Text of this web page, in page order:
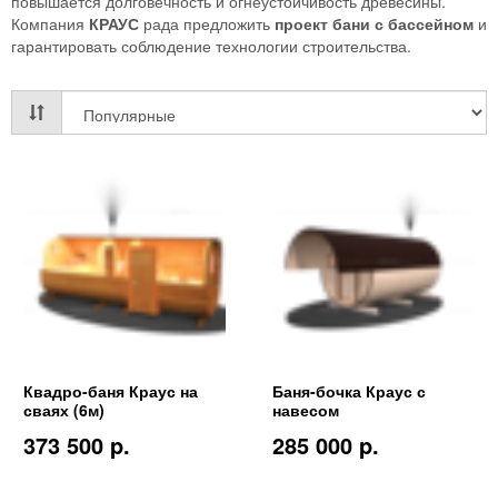
Компания КРАУС рада предложить проект бани с бассейном и
гарантировать соблюдение технологии строительства.
Квадро-баня Краус на
сваях (6м)
373 500 p.
Баня-бочка Краус с
навесом
285 000 p.